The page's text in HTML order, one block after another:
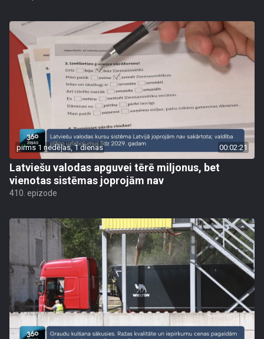
pirms 1 nedēļas, 1 dienas 00:02:21
Latviešu valodas apguvei tērē miljonus, bet
vienotas sistēmas joprojām nav
410. epizode